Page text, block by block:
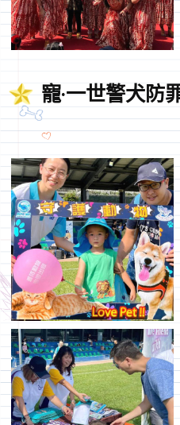
寵‧一世警犬防